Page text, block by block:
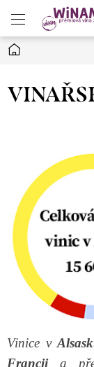
obsah
Domů
Vinice v
Franciia